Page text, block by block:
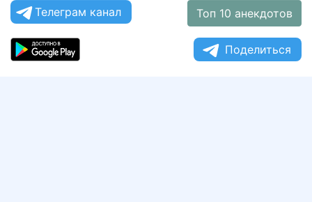
Телеграм канал Топ 10 анекдотов
Поделиться